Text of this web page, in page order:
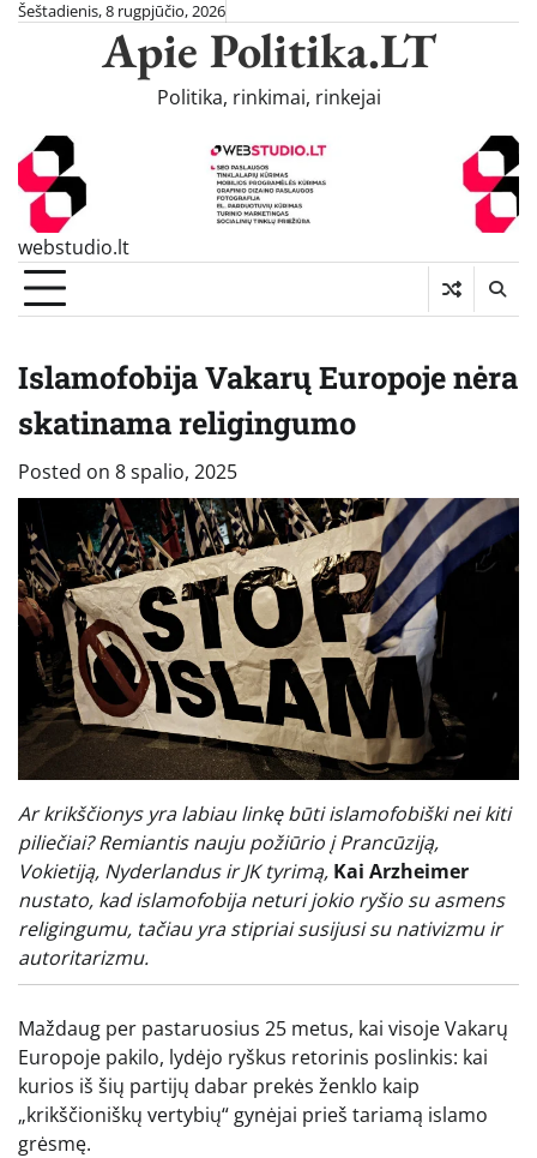
SkipŠeštadienis, 8 rugpjūčio, 2026
Apie Politika.LT
Politika, rinkimai, rinkejai
webstudio.lt
Islamofobija Vakarų Europoje nėra
skatinama religingumo
Posted on 8 spalio, 2025
Ar krikščionys yra labiau linkę būti islamofobiški nei kiti
piliečiai? Remiantis nauju požiūrio į Prancūziją,
Vokietiją, Nyderlandus ir JK tyrimą, Kai Arzheimer
nustato, kad islamofobija neturi jokio ryšio su asmens
religingumu, tačiau yra stipriai susijusi su nativizmu ir
autoritarizmu.
Maždaug per pastaruosius 25 metus, kai visoje Vakarų
Europoje pakilo, lydėjo ryškus retorinis poslinkis: kai
kurios iš šių partijų dabar prekės ženklo kaip
„krikščioniškų vertybių“ gynėjai prieš tariamą islamo
grėsmę.